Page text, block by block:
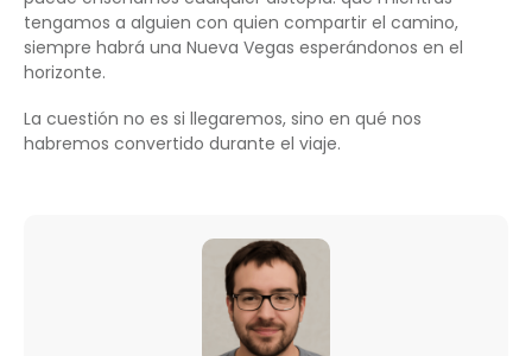
tengamos a alguien con quien compartir el camino,
siempre habrá una Nueva Vegas esperándonos en el
horizonte.
La cuestión no es si llegaremos, sino en qué nos
habremos convertido durante el viaje.